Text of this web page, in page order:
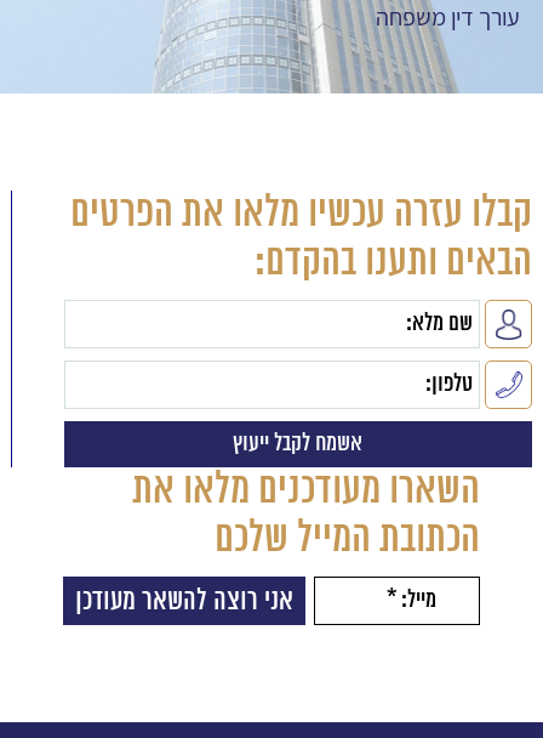
עורך דין משפחה
קבלו עזרה עכשיו מלאו את הפרטים
הבאים ותענו בהקדם:
השארו מעודכנים מלאו את
הכתובת המייל שלכם